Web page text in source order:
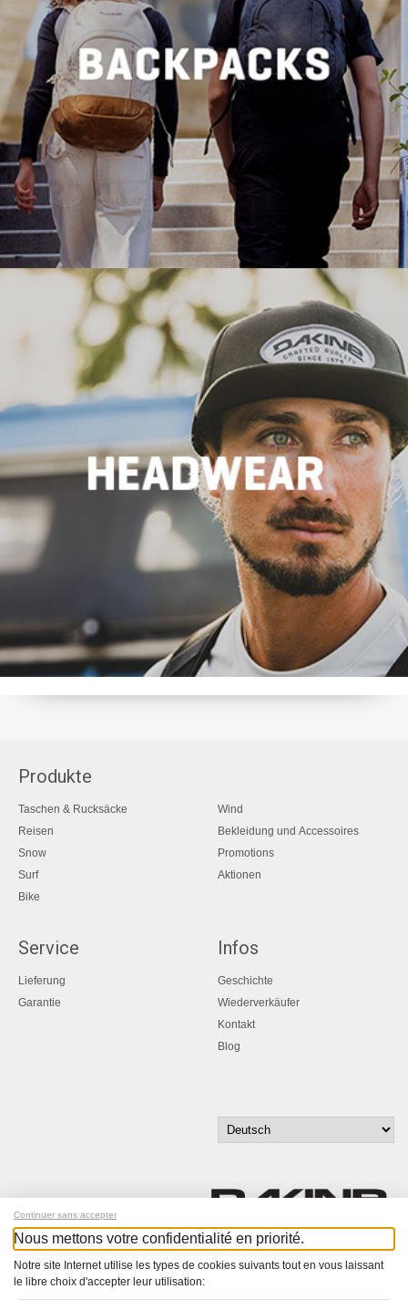
Produkte
Taschen & Rucksäcke
Reisen
Snow
Surf
Bike
Wind
Bekleidung und Accessoires
Promotions
Aktionen
Service
Lieferung
Garantie
Infos
Geschichte
Wiederverkäufer
Kontakt
Blog
Continuer sans accepter
Nous mettons votre confidentialité en priorité.
Notre site Internet utilise les types de cookies suivants tout en vous laissant
le libre choix d'accepter leur utilisation: